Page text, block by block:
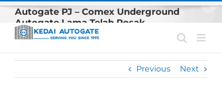
Skip
content
Autogate PJ – Comex Underground
Autogate Lama Telah Rosak
Previous Next